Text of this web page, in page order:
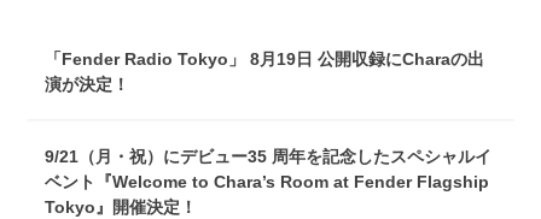
「Fender Radio Tokyo」 8月19日 公開収録にCharaの出
演が決定！
9/21（月・祝）にデビュー35 周年を記念したスペシャルイ
ベント『Welcome to Chara’s Room at Fender Flagship
Tokyo』開催決定！